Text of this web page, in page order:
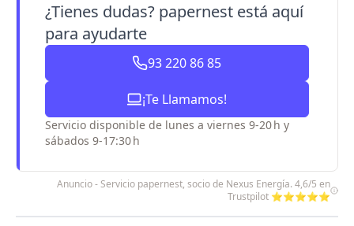
¿Tienes dudas? papernest está aquí
para ayudarte
93 220 86 85
¡Te Llamamos!
Servicio disponible de lunes a viernes 9-20 h y
sábados 9-17:30 h
Anuncio - Servicio papernest, socio de Nexus Energía. 4,6/5 en
Trustpilot ⭐⭐⭐⭐⭐